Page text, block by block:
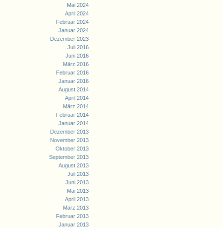
Mai 2024
April 2024
Februar 2024
Januar 2024
Dezember 2023
Juli 2016
Juni 2016
März 2016
Februar 2016
Januar 2016
August 2014
April 2014
März 2014
Februar 2014
Januar 2014
Dezember 2013
November 2013
Oktober 2013
September 2013
August 2013
Juli 2013
Juni 2013
Mai 2013
April 2013
März 2013
Februar 2013
Januar 2013